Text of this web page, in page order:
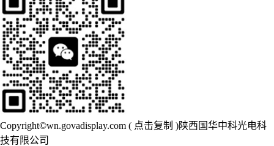
Copyright©wn.govadisplay.com ( 点击复制 )陕西国华中科光电科
技有限公司